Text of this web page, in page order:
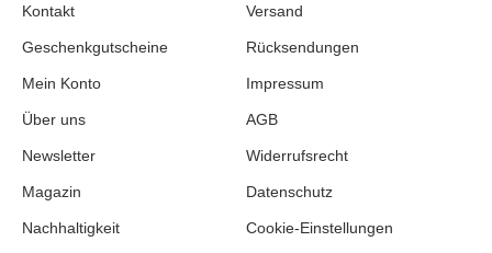
Kontakt
Geschenkgutscheine
Mein Konto
Über uns
Newsletter
Magazin
Nachhaltigkeit
Versand
Rücksendungen
Impressum
AGB
Widerrufsrecht
Datenschutz
Cookie-Einstellungen